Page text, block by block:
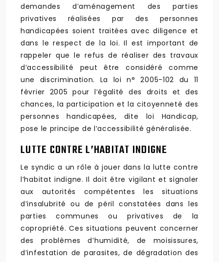
demandes d’aménagement des parties
privatives réalisées par des personnes
handicapées soient traitées avec diligence et
dans le respect de la loi. Il est important de
rappeler que le refus de réaliser des travaux
d’accessibilité peut être considéré comme
une discrimination. La loi n° 2005-102 du 11
février 2005 pour l’égalité des droits et des
chances, la participation et la citoyenneté des
personnes handicapées, dite loi Handicap,
pose le principe de l’accessibilité généralisée.
LUTTE CONTRE L’HABITAT INDIGNE
Le syndic a un rôle à jouer dans la lutte contre
l’habitat indigne. Il doit être vigilant et signaler
aux autorités compétentes les situations
d’insalubrité ou de péril constatées dans les
parties communes ou privatives de la
copropriété. Ces situations peuvent concerner
des problèmes d’humidité, de moisissures,
d’infestation de parasites, de dégradation des